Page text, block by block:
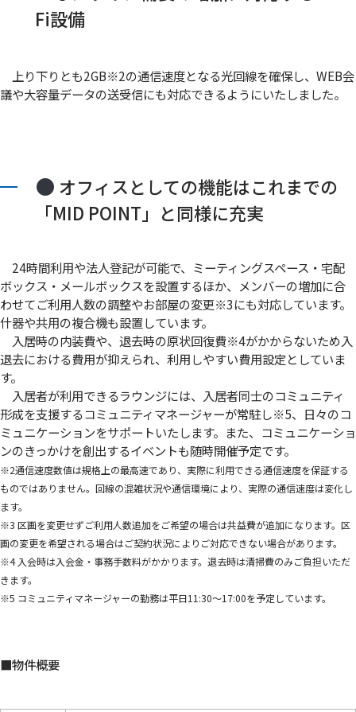
Fi設備
上り下りとも2GB※2の通信速度となる光回線を確保し、WEB会
議や大容量データの送受信にも対応できるようにいたしました。
オフィスとしての機能はこれまでの
「MID POINT」と同様に充実
24時間利用や法人登記が可能で、ミーティングスペース・宅配
ボックス・メールボックスを設置するほか、メンバーの増加に合
わせてご利用人数の調整やお部屋の変更※3にも対応しています。
什器や共用の複合機も設置しています。
入居時の内装費や、退去時の原状回復費※4がかからないため入
退去における費用が抑えられ、利用しやすい費用設定としていま
す。
入居者が利用できるラウンジには、入居者同士のコミュニティ
形成を支援するコミュニティマネージャーが常駐し※5、日々のコ
ミュニケーションをサポートいたします。また、コミュニケーショ
ンのきっかけを創出するイベントも随時開催予定です。
※2通信速度数値は規格上の最高速であり、実際に利用できる通信速度を保証する
ものではありません。回線の混雑状況や通信環境により、実際の通信速度は変化し
ます。
※3 区画を変更せずご利用人数追加をご希望の場合は共益費が追加になります。区
画の変更を希望される場合はご契約状況によりご対応できない場合があります。
※4 入会時は入会金・事務手数料がかかります。退去時は清掃費のみご負担いただ
きます。
※5 コミュニティマネージャーの勤務は平日11:30～17:00を予定しています。
■物件概要